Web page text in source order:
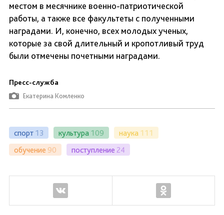
местом в месячнике военно-патриотической
работы, а также все факультеты с полученными
наградами. И, конечно, всех молодых ученых,
которые за свой длительный и кропотливый труд
были отмечены почетными наградами.
Пресс-служба
Екатерина Комленко
спорт 13 культура 109 наука 111
обучение 90 поступление 24